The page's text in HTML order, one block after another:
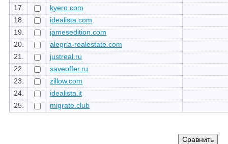
17.
kyero.com
18.
idealista.com
19.
jamesedition.com
20.
alegria-realestate.com
21.
justreal.ru
22.
saveoffer.ru
23.
zillow.com
24.
idealista.it
25.
migrate.club